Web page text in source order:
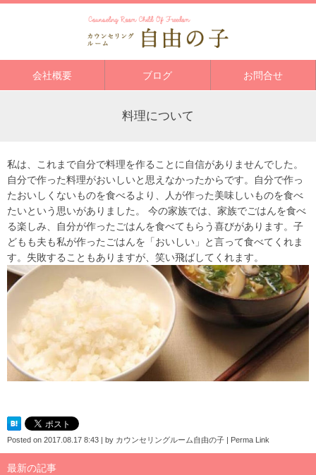
会社概要 ブログ お問合せ
料理について
私は、これまで自分で料理を作ることに自信がありませんでした。
自分で作った料理がおいしいと思えなかったからです。自分で作っ
たおいしくないものを食べるより、人が作った美味しいものを食べ
たいという思いがありました。 今の家族では、家族でごはんを食べ
る楽しみ、自分が作ったごはんを食べてもらう喜びがあります。子
どもも夫も私が作ったごはんを「おいしい」と言って食べてくれま
す。失敗することもありますが、笑い飛ばしてくれます。
Posted on 2017.08.17 8:43 | by カウンセリングルーム自由の子 | Perma Link
最新の記事